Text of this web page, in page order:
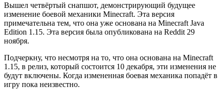
Вышел четвёртый снапшот, демонстрирующий будущее
изменение боевой механики Minecraft. Эта версия
примечательна тем, что она уже основана на Minecraft Java
Edition 1.15. Эта версия была опубликована на Reddit 29
ноября.
Подчеркну, что несмотря на то, что она основана на Minecraft
1.15, в релиз, который состоится 10 декабря, эти изменения не
будут включены. Когда измененная боевая механика попадёт в
игру пока неизвестно.